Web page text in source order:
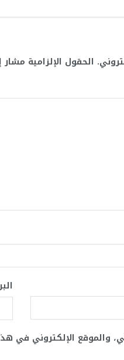
الحقول الإلزامية مشار
والموقع الإلكتروني في